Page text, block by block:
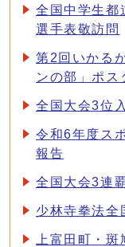
全国中学生
選手表敬訪問
第2回いかる
ンの部」ポス
全国大会3位
令和6年度ス
報告
全国大会3連
少林寺拳法全
上富田町・